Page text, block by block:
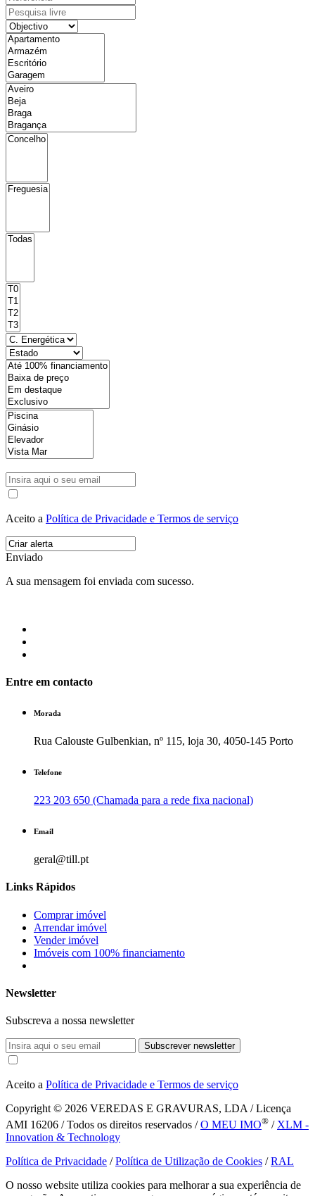
Aceito a Política de Privacidade e Termos de serviço
Enviado
A sua mensagem foi enviada com sucesso.
Entre em contacto
Morada
Rua Calouste Gulbenkian, nº 115, loja 30, 4050-145 Porto
Telefone
223 203 650 (Chamada para a rede fixa nacional)
Email
geral@till.pt
Links Rápidos
Comprar imóvel
Arrendar imóvel
Vender imóvel
Imóveis com 100% financiamento
Newsletter
Subscreva a nossa newsletter
Subscrever newsletter
Aceito a Política de Privacidade e Termos de serviço
Copyright © 2026 VEREDAS E GRAVURAS, LDA / Licença
AMI 16206 / Todos os direitos reservados /O MEU IMO® / XLM -
Innovation & Technology
Política de Privacidade /Política de Utilização de Cookies /RAL
O nosso website utiliza cookies para melhorar a sua experiência de